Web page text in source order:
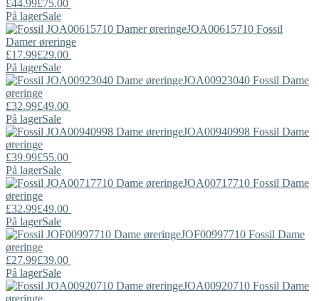
£44.99£75.00
På lagerSale
JOA00615710 Fossil
Damer øreringe
£17.99£29.00
På lagerSale
JOA00923040 Fossil Dame
øreringe
£32.99£49.00
På lagerSale
JOA00940998 Fossil Dame
øreringe
£39.99£55.00
På lagerSale
JOA00717710 Fossil Dame
øreringe
£32.99£49.00
På lagerSale
JOF00997710 Fossil Dame
øreringe
£27.99£39.00
På lagerSale
JOA00920710 Fossil Dame
øreringe